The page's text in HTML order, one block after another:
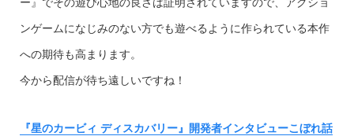
ンゲームになじみのない方でも遊べるように作られている本作
への期待も高まります。
今から配信が待ち遠しいですね！
『星のカービィ ディスカバリー』開発者インタビューこぼれ話